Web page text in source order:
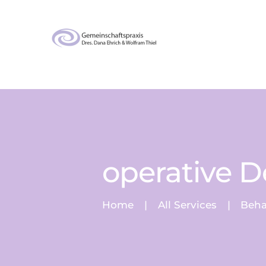
operative
Home All Services